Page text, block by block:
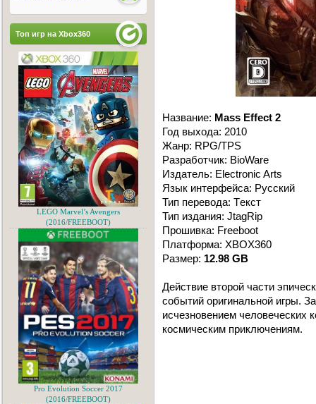
Название: Mass Effect 2
Год выхода: 2010
Жанр: RPG/TPS
Разработчик: BioWare
Издатель: Electronic Arts
Язык интерфейса: Русский
Тип перевода: Tекст
Тип издания: JtagRip
Прошивка: Freeboot
Платформа: XBOX360
Размер: 12.98 GB
Действие второй части
событий оригинальной игры.
исчезновением человеческих
космическим приключениям.
Топ игр на Xbox360
LEGO Marvel’s Avengers
(2016/FREEBOOT)
Pro Evolution Soccer 2017
(2016/FREEBOOT)